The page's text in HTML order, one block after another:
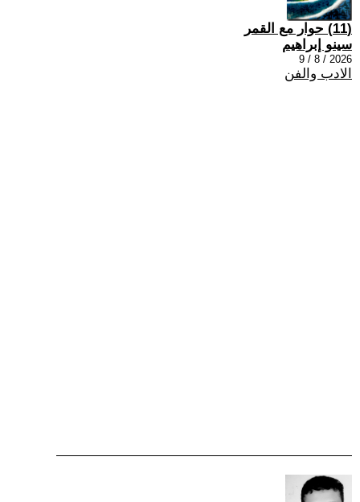
(11) حوار مع القمر
سينو إبراهيم
2026 / 8 / 9
الادب والفن